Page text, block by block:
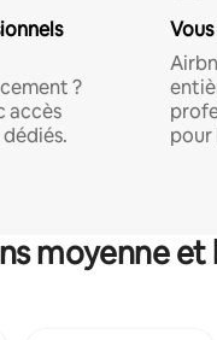
?
accès
pour
moyenne